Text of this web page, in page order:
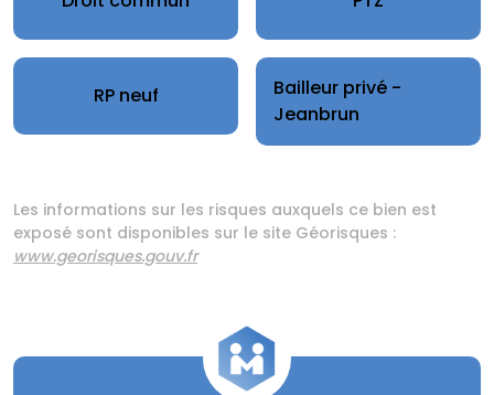
RP neuf
Bailleur privé -
Jeanbrun
Les informations sur les risques auxquels ce bien est
exposé sont disponibles sur le site Géorisques :
www.georisques.gouv.fr